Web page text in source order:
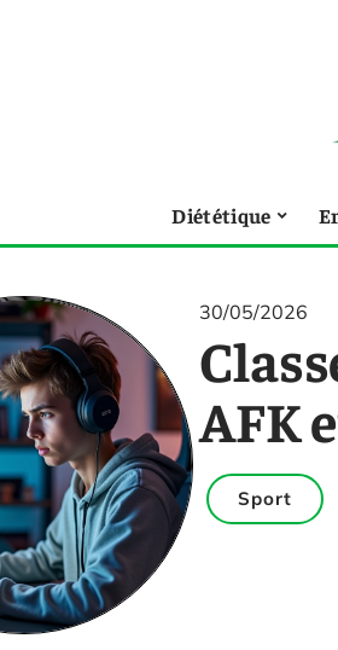
Diététique
30/05/2026
AFK
Sport